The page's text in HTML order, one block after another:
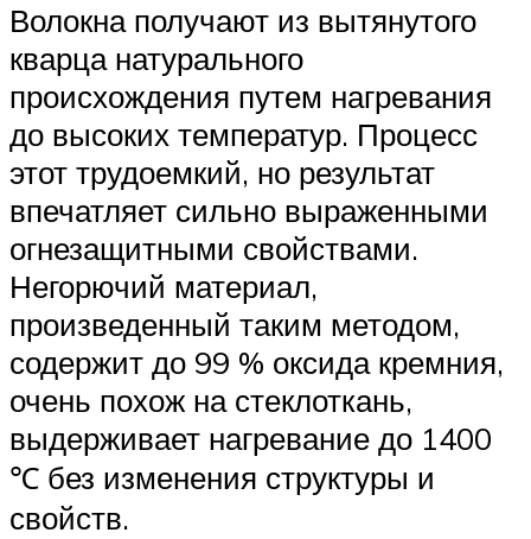
Волокна получают из вытянутого
кварца натурального
происхождения путем нагревания
до высоких температур. Процесс
этот трудоемкий, но результат
впечатляет сильно выраженными
огнезащитными свойствами.
Негорючий материал,
произведенный таким методом,
содержит до 99 % оксида кремния,
очень похож на стеклоткань,
выдерживает нагревание до 1400
℃ без изменения структуры и
свойств.